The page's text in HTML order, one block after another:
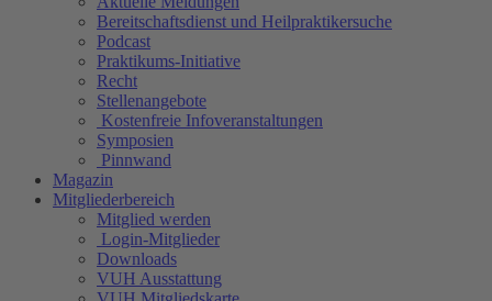
Bereitschaftsdienst und Heilpraktikersuche
Podcast
Praktikums-Initiative
Recht
Stellenangebote
Kostenfreie Infoveranstaltungen
Symposien
Pinnwand
Magazin
Mitgliederbereich
Mitglied werden
Login-Mitglieder
Downloads
VUH Ausstattung